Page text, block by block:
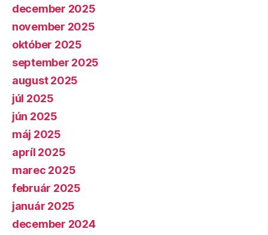
december 2025
november 2025
október 2025
september 2025
august 2025
júl 2025
jún 2025
máj 2025
apríl 2025
marec 2025
február 2025
január 2025
december 2024